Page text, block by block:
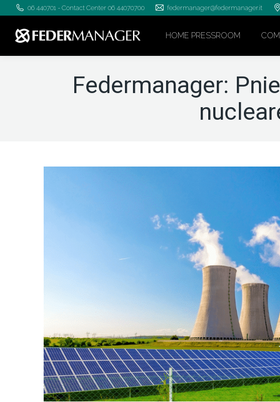
06 440701 - Contact Center 06 44070700 federmanager@federmanager.it
HOME PRESSROOM
Federmanager: